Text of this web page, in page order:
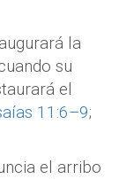
la
su
el
11:6–9;
el arribo